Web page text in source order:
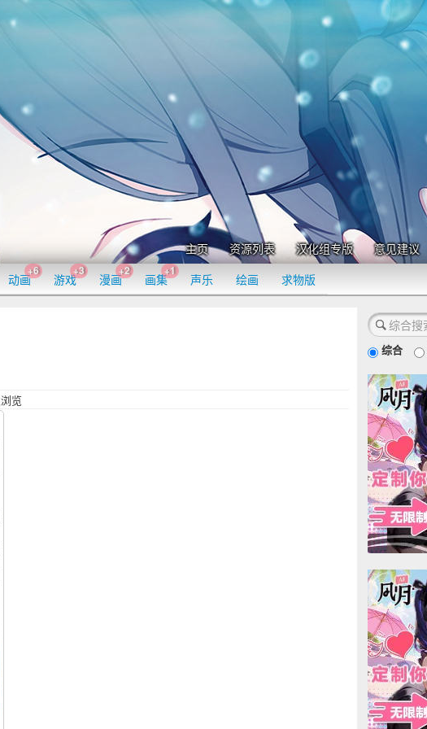
主页 资源列表 汉化组专版 意见建议
动画
+6
游戏
+3
漫画
+2
画集
+1
声乐 绘画 求物版
览
综合